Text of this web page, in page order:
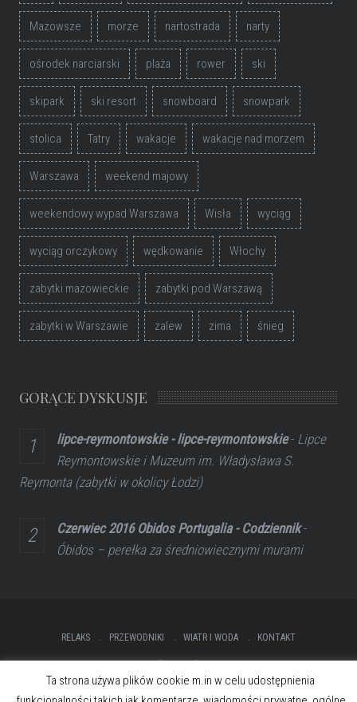
Mazowsze morze nartostrada narty
ośrodek narciarski plaża rower ski
skipark ski resort snowboard snowpark
stolica Tatry wakacje wakacje nad morzem
Warszawa weekend majowy
weekendowy wypad Warszawa Wisła wyciąg
wyciąg orczykowy wędkowanie Włochy
zabytki mazowieckie zabytki pod Warszawą
zabytki w Warszawie zalew zima śnieg
GORĄCE DYSKUSJE
lipce-reymontowskie - lipce-reymontowskie- Lipce
Reymontowskie i Muzeum im. Władysława S.
Reymonta (zabytki w okolicy Łodzi)
Czerwiec 2016 Obidos Portugalia - Codziennik-
Óbidos – perełka za średniowiecznymi murami
RELAKS PRZEWODNIKI WIATR I WODA KONTAKT
Ta strona używa plików cookie m.in w celu udostępnienia